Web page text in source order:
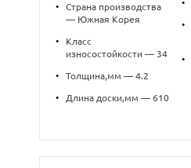
•
Страна производства
— Южная Корея
•
Класс
износостойкости — 34
• Толщина,мм — 4.2
• Длина доски,мм — 610
•
•
•